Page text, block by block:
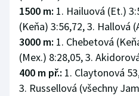
1500 m: 1. Hailuová (Et.)
(Keňa) 3:56,72, 3. Hallová
3000 m: 1. Chebetová
(Mex.) 8:28,05, 3.
400 m př.: 1. Claytonová
3. Russellová (všechny